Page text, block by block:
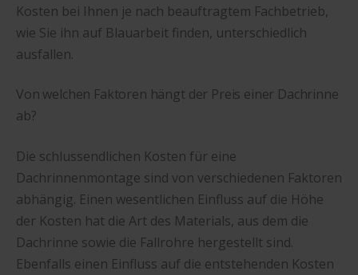
Kosten bei Ihnen je nach beauftragtem Fachbetrieb,
wie Sie ihn auf Blauarbeit finden, unterschiedlich
ausfallen.
Von welchen Faktoren hängt der Preis einer Dachrinne
ab?
Die schlussendlichen Kosten für eine
Dachrinnenmontage sind von verschiedenen Faktoren
abhängig. Einen wesentlichen Einfluss auf die Höhe
der Kosten hat die Art des Materials, aus dem die
Dachrinne sowie die Fallrohre hergestellt sind.
Ebenfalls einen Einfluss auf die entstehenden Kosten